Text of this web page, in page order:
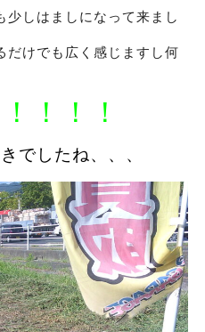
少しはましになって来まし
だけでも広く感じますし何
！！！
でしたね、、、